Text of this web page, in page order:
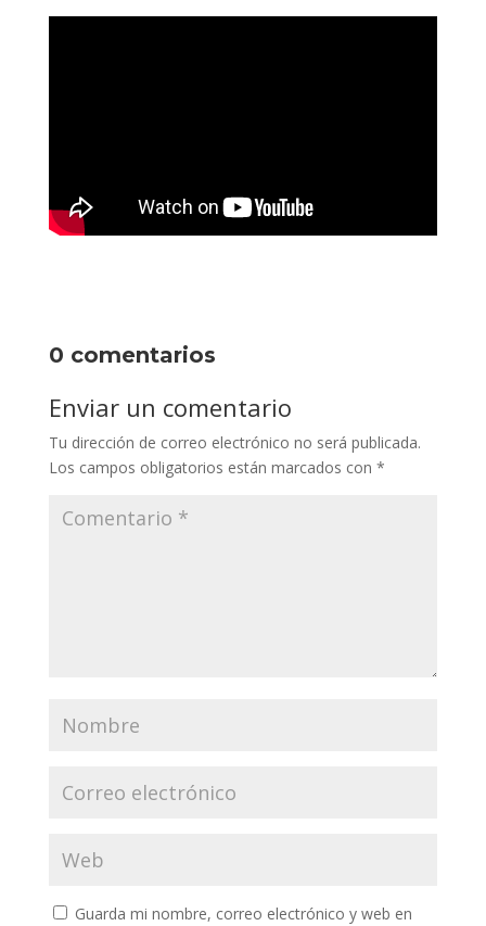
0 comentarios
Enviar un comentario
Tu dirección de correo electrónico no será publicada.
Los campos obligatorios están marcados con *
Guarda mi nombre, correo electrónico y web en